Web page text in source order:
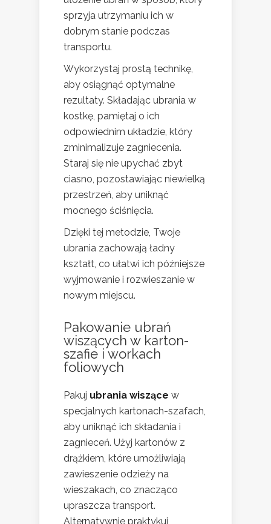
sprzyja utrzymaniu ich w
dobrym stanie podczas
transportu.
Wykorzystaj prostą technikę,
aby osiągnąć optymalne
rezultaty. Składając ubrania w
kostkę, pamiętaj o ich
odpowiednim układzie, który
zminimalizuje zagniecenia.
Staraj się nie upychać zbyt
ciasno, pozostawiając niewielką
przestrzeń, aby uniknąć
mocnego ściśnięcia.
Dzięki tej metodzie, Twoje
ubrania zachowają ładny
kształt, co ułatwi ich późniejsze
wyjmowanie i rozwieszanie w
nowym miejscu.
Pakowanie ubrań
wiszących w karton-
szafie i workach
foliowych
Pakuj ubrania wiszące w
specjalnych kartonach-szafach,
aby uniknąć ich składania i
zagnieceń. Użyj kartonów z
drążkiem, które umożliwiają
zawieszenie odzieży na
wieszakach, co znacząco
upraszcza transport.
Alternatywnie praktykuj